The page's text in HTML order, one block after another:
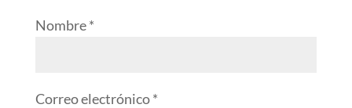
Nombre*
Correo electrónico*